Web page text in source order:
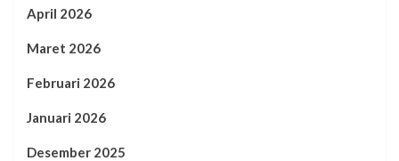
April 2026
Maret 2026
Februari 2026
Januari 2026
Desember 2025